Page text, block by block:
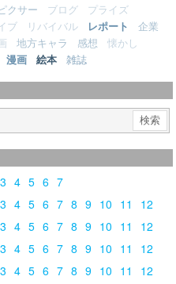
クサー ブログ
プライズ
ブ リバイバル レポート
企業
地方キャラ 感想
懐かし
漫画 絵本 雑誌
3 4 5 6 7
3 4 5 6 7 8 9 10 11
12
3 4 5 6 7 8 9 10 11
12
3 4 5 6 7 8 9 10 11
12
3 4 5 6 7 8 9 10 11
12